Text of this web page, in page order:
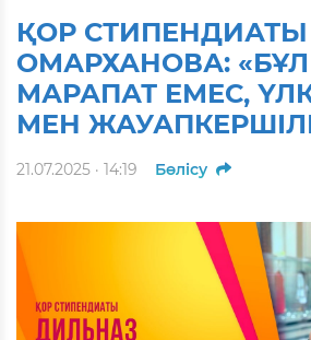
ҚОР
ОМАРХАНОВА: «БҰЛ
МАРАПАТ ЕМЕС,
МЕН
21.07.2025 · 14:19 Бөлісу